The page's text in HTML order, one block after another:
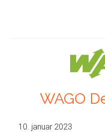
WAGO
10. januar 2023